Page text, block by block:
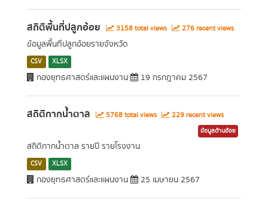
สถิติพื้นที่ปลูกอ้อย 3158 total views 276 recent views
ข้อมูลพื้นที่ปลูกอ้อยรายจังหวัด
CSV XLSX
กองยุทธศาสตร์และแผนงาน 19 กรกฎาคม 2567
สถิติกากน้ำตาล 5768 total views 229 recent views
ข้อมูลด้านอ้อย
สถิติกากน้ำตาล รายปี รายโรงงาน
CSV XLSX
กองยุทธศาสตร์และแผนงาน 25 เมษายน 2567